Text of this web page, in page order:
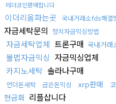
테더코인판매합니다
이더리움파는곳 국내거래소fds해결
자금세탁문의 정치자금믹싱방법
자금세탁업체 트론구매 국내거래
불법자금믹싱 자금믹싱업체
카지노세탁 솔라나구매
언더돈세탁 금은돈믹싱 xrp판매
현금화 리플삽니다